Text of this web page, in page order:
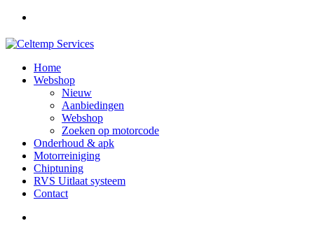
Home
Webshop
Nieuw
Aanbiedingen
Webshop
Zoeken op motorcode
Onderhoud & apk
Motorreiniging
Chiptuning
RVS Uitlaat systeem
Contact